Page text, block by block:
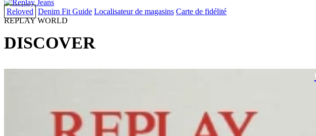
Reloved Denim Fit Guide Localisateur de magasins Carte de fidélité
REPLAY WORLD
DISCOVER